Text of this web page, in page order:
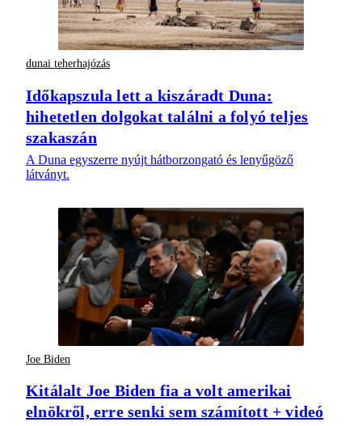
dunai teherhajózás
Időkapszula lett a kiszáradt Duna:
hihetetlen dolgokat találni a folyó teljes
szakaszán
A Duna egyszerre nyújt hátborzongató és lenyűgöző
látványt.
Joe Biden
Kitálalt Joe Biden fia a volt amerikai
elnökről, erre senki sem számított + videó